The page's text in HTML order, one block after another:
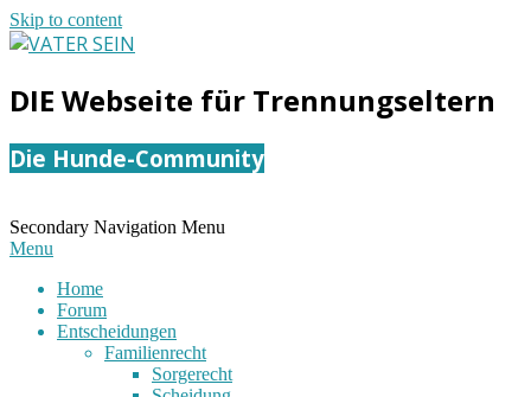
Skip to content
SEIN
DIE Webseite für Trennungseltern
Die Hunde-Community
Secondary Navigation Menu
Menu
Home
Forum
Entscheidungen
Familienrecht
Sorgerecht